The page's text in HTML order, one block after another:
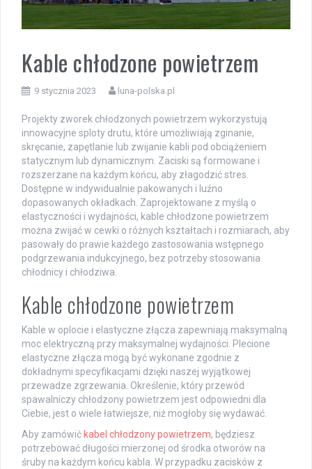
Kable chłodzone powietrzem
9 stycznia 2023 luna-polska.pl
Projekty zworek chłodzonych powietrzem wykorzystują
innowacyjne sploty drutu, które umożliwiają zginanie,
skręcanie, zapętlanie lub zwijanie kabli pod obciążeniem
statycznym lub dynamicznym. Zaciski są formowane i
rozszerzane na każdym końcu, aby złagodzić stres.
Dostępne w indywidualnie pakowanych i luźno
dopasowanych okładkach. Zaprojektowane z myślą o
elastyczności i wydajności, kable chłodzone powietrzem
można zwijać w cewki o różnych kształtach i rozmiarach, aby
pasowały do prawie każdego zastosowania wstępnego
podgrzewania indukcyjnego, bez potrzeby stosowania
chłodnicy i chłodziwa.
Kable chłodzone powietrzem
Kable w oplocie i elastyczne złącza zapewniają maksymalną
moc elektryczną przy maksymalnej wydajności. Plecione
elastyczne złącza mogą być wykonane zgodnie z
dokładnymi specyfikacjami dzięki naszej wyjątkowej
przewadze zgrzewania. Określenie, który przewód
spawalniczy chłodzony powietrzem jest odpowiedni dla
Ciebie, jest o wiele łatwiejsze, niż mogłoby się wydawać.
Aby zamówić kabel chłodzony powietrzem, będziesz
potrzebować długości mierzonej od środka otworów na
śruby na każdym końcu kabla. W przypadku zacisków z